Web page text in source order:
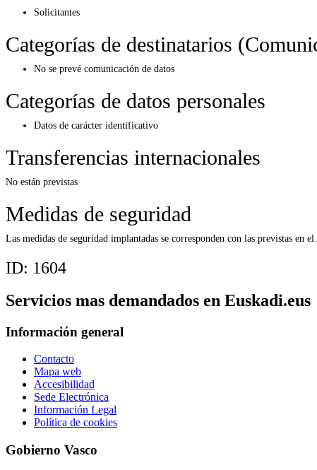
Solicitantes
Categorías de destinatarios
No se prevé comunicación de datos
Categorías de datos personales
Datos de carácter identificativo
Transferencias internacionales
No están previstas
Medidas de seguridad
Las medidas de seguridad implantadas se corresponden con las previstas
ID: 1604
Servicios mas demandados en Euskadi.eus
Información general
Contacto
Mapa web
Accesibilidad
Sede Electrónica
Información Legal
Política de cookies
Gobierno Vasco